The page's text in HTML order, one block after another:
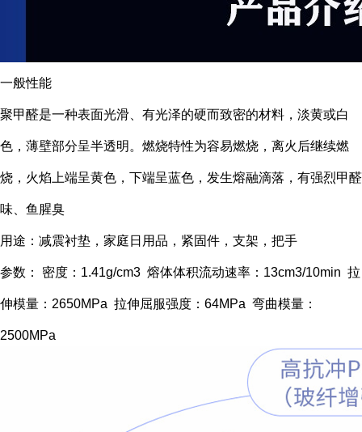
一般性能
聚甲醛是一种表面光滑、有光泽的硬而致密的材料，淡黄或白
色，薄壁部分呈半透明。燃烧特性为容易燃烧，离火后继续燃
烧，火焰上端呈黄色，下端呈蓝色，发生熔融滴落，有强烈甲醛
味、鱼腥臭
用途：减震衬垫，家庭日用品，紧固件，支架，把手
参数： 密度：1.41g/cm3 熔体体积流动速率：13cm3/10min 拉
伸模量：2650MPa 拉伸屈服强度：64MPa 弯曲模量：
2500MPa